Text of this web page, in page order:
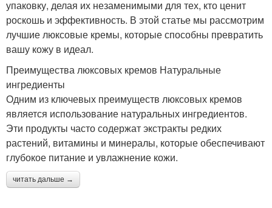
упаковку, делая их незаменимыми для тех, кто ценит
роскошь и эффективность. В этой статье мы рассмотрим
лучшие люксовые кремы, которые способны превратить
вашу кожу в идеал.
Преимущества люксовых кремов Натуральные
ингредиенты
Одним из ключевых преимуществ люксовых кремов
является использование натуральных ингредиентов.
Эти продукты часто содержат экстракты редких
растений, витамины и минералы, которые обеспечивают
глубокое питание и увлажнение кожи.
читать дальше →